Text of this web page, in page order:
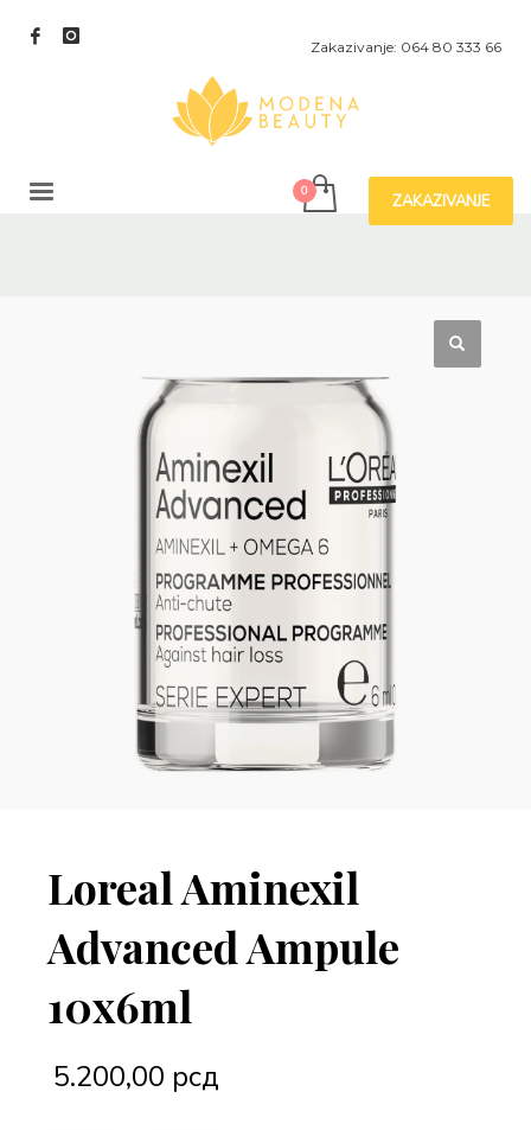
Zakazivanje: 064 80 333 66
ZAKAZIVANJE
Loreal Aminexil
Advanced Ampule
10x6ml
5.200,00 рсд